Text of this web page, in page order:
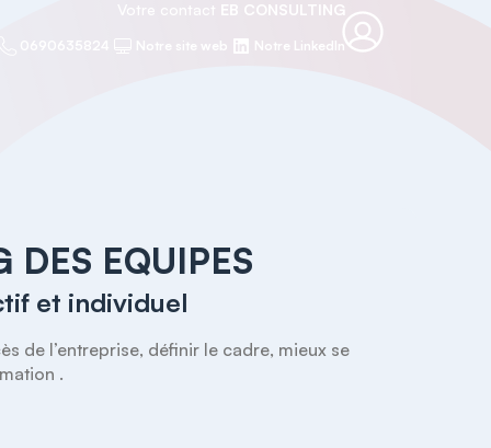
Votre contact EB CONSULTING
Notre site web Notre LinkedIn
EQUIPES
et individuel
de l’entreprise, définir le cadre, mieux se
.